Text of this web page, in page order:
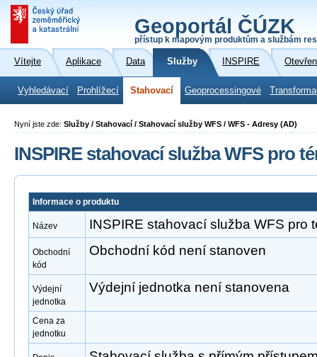
Geoportál ČÚZK
přístup k mapovým produktům a službám
Vítejte Aplikace Data Služby INSPIRE
Vyhledávací Prohlížecí Stahovací Geoprocessingové
Nyní jste zde: Služby / Stahovací / Stahovací služby WFS / WFS - Adresy (AD)
INSPIRE stahovací služba WFS pro
Informace o produktu
Název INSPIRE stahovací služba WFS pro
Obchodní
kód
Obchodní kód není stanoven
Výdejní
jednotka
Výdejní jednotka není stanovena
Cena za
jednotku